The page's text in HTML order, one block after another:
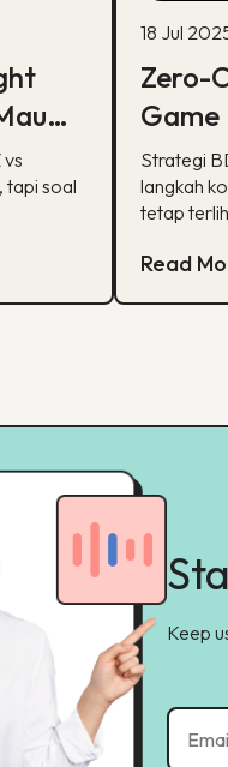
tapi soal
18 Jul
Zero-
BDD
Brand
Strategi
langkah
tetap
Read
Keep